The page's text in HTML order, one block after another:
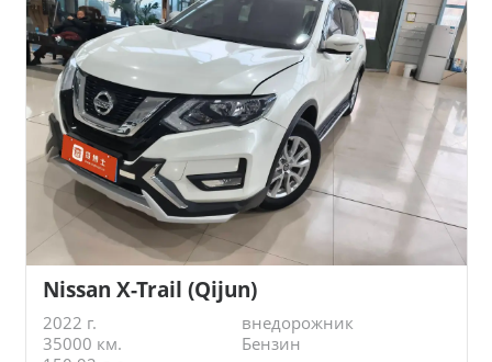
Nissan X-Trail (Qijun)
2022 г.
внедорожник
35000 км.
Бензин